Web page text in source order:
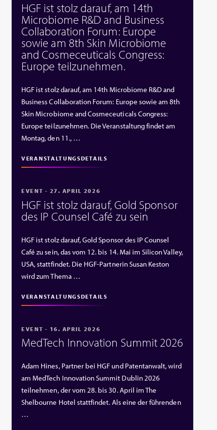
HGF ist stolz darauf, am 14th
Microbiome R&D and Business
Collaboration Forum: Europe
sowie am 8th Skin Microbiome
and Cosmeceuticals Congress:
Europe teilzunehmen.
HGF ist stolz darauf, am 14th Microbiome R&D and
Business Collaboration Forum: Europe sowie am 8th
Skin Microbiome and Cosmeceuticals Congress:
Europe teilzunehmen. Die Veranstaltung findet am
Montag, den 11., …
VERANSTALTUNGSDETAILS
EVENT - 27. APRIL 2026
HGF ist stolz darauf, Gold Sponsor
des IP Counsel Café zu sein
HGF ist stolz darauf, Gold Sponsor des IP Counsel
Café zu sein, das vom 12. bis 14. Mai im Silicon Valley,
USA, stattfindet. Die HGF‑Partnerin Susan Keston
wird zum Thema …
VERANSTALTUNGSDETAILS
EVENT - 16. APRIL 2026
MedTech Innovation Summit 2026
Adam Hines, Partner bei HGF und Patentanwalt, wird
am MedTech Innovation Summit Dublin 2026
teilnehmen, der vom 28. bis 30. April im The
Shelbourne Hotel stattfindet. Als eine der führenden
…